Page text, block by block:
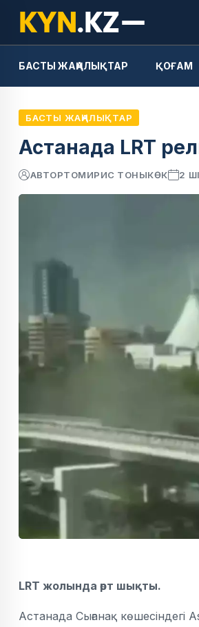
БАСТЫ ЖАҢАЛЫҚТАР ҚОҒАМ
БАСТЫ ЖАҢАЛЫҚТАР
Астанада LRT
АВТОРТОМИРИС ТОНЫКӨК 2
LRT жолында өрт шықты.
Астанада Сығанақ